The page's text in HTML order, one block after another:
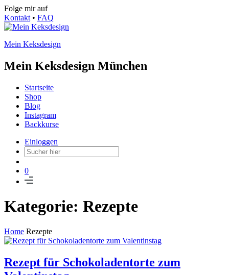
Folge mir auf
Kontakt • FAQ
Mein Keksdesign
Mein Keksdesign München
Startseite
Shop
Blog
Instagram
Backkurse
Einloggen
0
Kategorie: Rezepte
Home Rezepte
Rezept für Schokoladentorte zum